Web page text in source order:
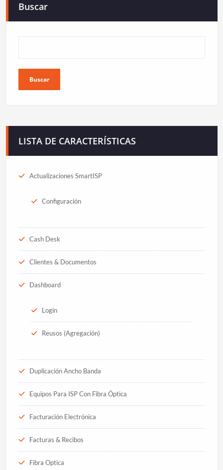
Buscar
Buscar
LISTA DE CARACTERÍSTICAS
Actualizaciones SmartISP
Configuración
Cash Desk
Clientes & Documentos
Dashboard
Login
Reusos (Agregación)
Duplicación Ancho Banda
Equipos Para ISP Con Fibra Óptica
Facturación Electrónica
Facturas & Recibos
Fibra Optica